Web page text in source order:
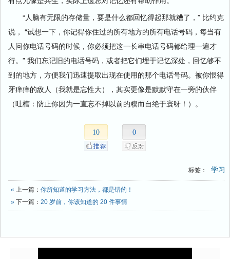
“人脑有无限的存储量，要是什么都回忆得起那就糟了，” 比约克
说， “试想一下，你记得你住过的所有地方的所有电话号码，每当有
人问你电话号码的时候，你必须把这一长串电话号码都给理一遍才
行。” 我们忘记旧的电话号码，或者把它们埋于记忆深处，回忆够不
到的地方，方便我们迅速提取出现在使用的那个电话号码。被你恨得
牙痒痒的敌人（我就是忘性大），其实更像是默默守在一旁的伙伴
（吐槽：防止你因为一直忘不掉以前的糗而自绝于寰呀！）。
10 0
标签： 学习
« 上一篇： 你所知道的学习方法，都是错的！
» 下一篇： 20 岁前，你该知道的 20 件事情